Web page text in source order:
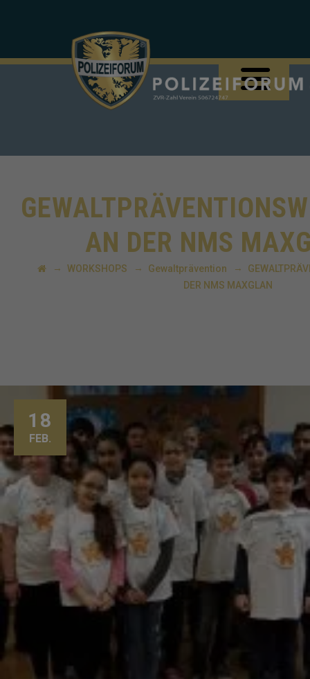
AN DER NMS
→ WORKSHOPS → Gewaltprävention →
DER NMS MAXGLAN
18
FEB.